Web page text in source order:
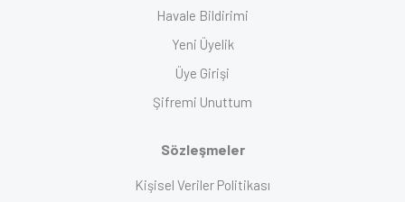
Havale Bildirimi
Yeni Üyelik
Üye Girişi
Şifremi Unuttum
Sözleşmeler
Kişisel Veriler Politikası